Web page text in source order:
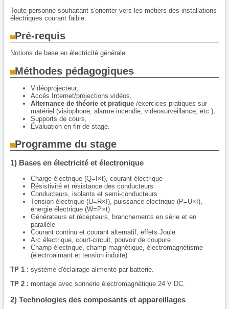
Toute personne souhaitant s'orienter vers les métiers des installations
électriques courant faible.
Pré-requis
Notions de base en électricité générale.
Méthodes pédagogiques
Vidéoprojecteur,
Accès Internet/projections vidéos,
Alternance de théorie et pratique/exercices pratiques sur
matériel (visiophone, alarme incendie, videosurveillance, etc.),
Supports de cours,
Évaluation en fin de stage.
Programme du stage
1) Bases en électricité et électronique
Charge électrique (Q=I×t), courant électrique
Résistivité et résistance des conducteurs
Conducteurs, isolants et semi-conducteurs
Tension électrique (U=R×I), puissance électrique (P=U×I),
énergie électrique (W=P×t)
Générateurs et récepteurs, branchements en série et en
parallèle
Courant continu et courant alternatif, effets Joule
Arc électrique, court-circuit, pouvoir de coupure
Champ électrique, champ magnétique, électromagnétisme
(électroaimant et tension induite)
TP 1 : système d'éclairage alimenté par batterie.
TP 2 : montage avec sonnerie électromagnétique 24 V DC.
2) Technologies des composants et appareillages